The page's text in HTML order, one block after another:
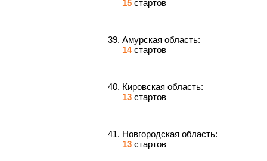
15 стартов
Амурская область:
14стартов
Кировская область:
13 стартов
Новгородская область:
13 стартов